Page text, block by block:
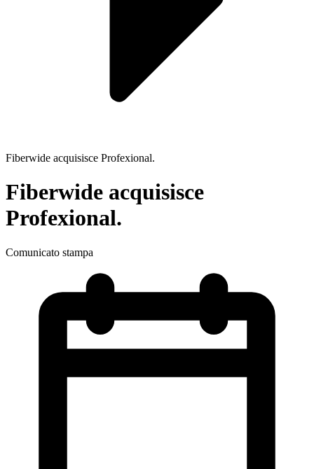
Fiberwide acquisisce Profexional.
Fiberwide acquisisce
Profexional.
Comunicato stampa